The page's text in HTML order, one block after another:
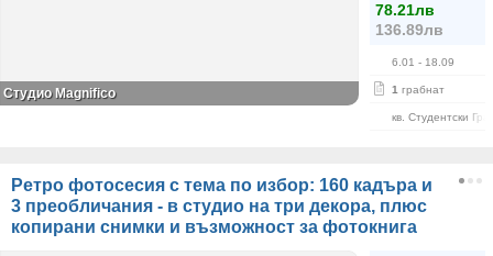
78.21лв
136.89лв
6.01 - 18.09
1 грабнат
кв. Студентски
Студио Magnifico
Ретро фотосесия с тема по избор: 160 кадъра и
3 преобличания - в студио на три декора, плюс
копирани снимки и възможност за фотокнига